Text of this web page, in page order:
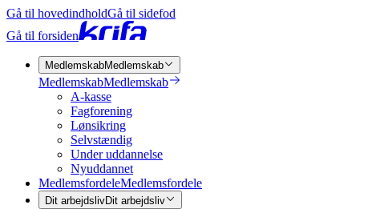
Gå til hovedindholdGå til sidefod
Gå til forsiden
MedlemskabMedlemskab
MedlemskabMedlemskab
A-kasse
Fagforening
Lønsikring
Selvstændig
Under uddannelse
Nyuddannet
MedlemsfordeleMedlemsfordele
Dit arbejdslivDit arbejdsliv